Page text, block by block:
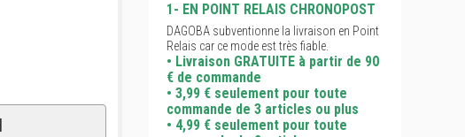
1- EN POINT RELAIS CHRONOPOST
DAGOBA subventionne la livraison en Point
Relais car ce mode est très fiable.
• Livraison GRATUITE à partir de 90
€ de commande
• 3,99 € seulement pour toute
commande de 3 articles ou plus
• 4,99 € seulement pour toute